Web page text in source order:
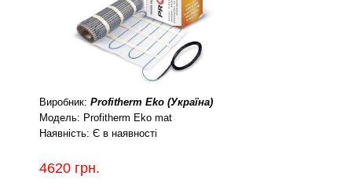
Виробник: Profitherm Eko (Україна)
Модель: Profitherm Eko mat
Наявність: Є в наявності
4620 грн.